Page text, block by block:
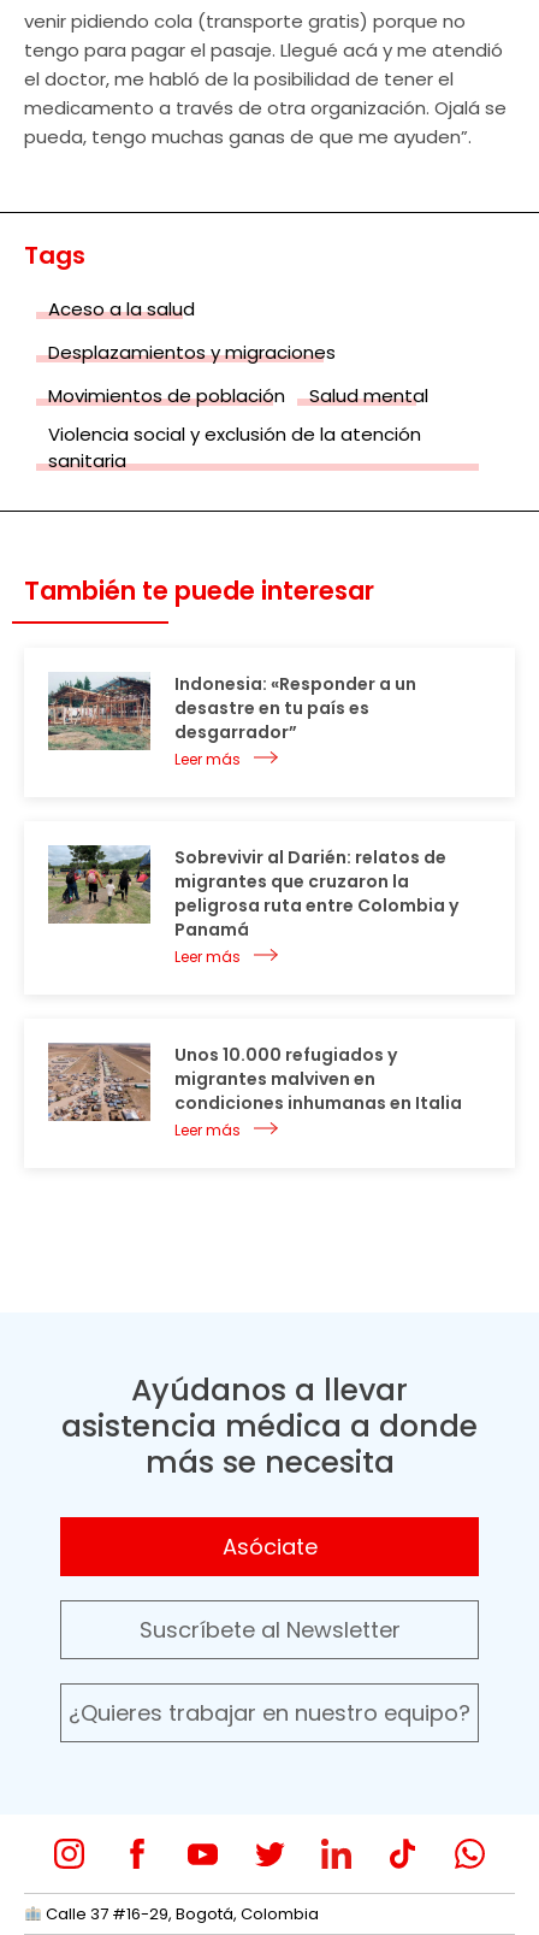
venir pidiendo cola (transporte gratis) porque no
tengo para pagar el pasaje. Llegué acá y me atendió
el doctor, me habló de la posibilidad de tener el
medicamento a través de otra organización. Ojalá se
pueda, tengo muchas ganas de que me ayuden”.
Tags
Aceso a la salud
Desplazamientos y migraciones
Movimientos de población
Salud mental
Violencia social y exclusión de la atención
sanitaria
También te puede interesar
Indonesia: «Responder a un
desastre en tu país es
desgarrador”
Leer más
Sobrevivir al Darién: relatos de
migrantes que cruzaron la
peligrosa ruta entre Colombia y
Panamá
Leer más
Unos 10.000 refugiados y
migrantes malviven en
condiciones inhumanas en Italia
Leer más
Ayúdanos a llevar
asistencia médica a donde
más se necesita
Asóciate
Suscríbete al Newsletter
¿Quieres trabajar en nuestro equipo?
Calle 37 #16-29, Bogotá, Colombia